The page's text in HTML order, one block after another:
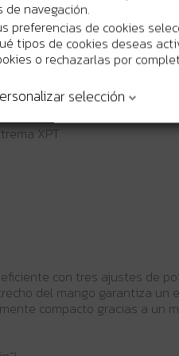
Reversible Velocidad
XPT
con tres ajustes de
del mango garantiza
compacto gracias a un
navegación.
preferencias de cookies
tipos de cookies deseas
o rechazarlas por
selección